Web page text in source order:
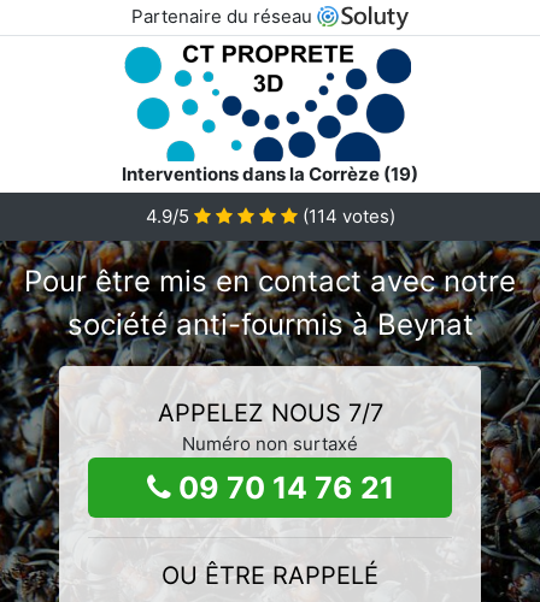
Partenaire du réseau
Interventions dans la Corrèze (19)
4.9/5
(114 votes)
Pour être mis en contact avec notre
société anti-fourmis à Beynat
APPELEZ NOUS 7/7
Numéro non surtaxé
09 70 14 76 21
OU ÊTRE RAPPELÉ